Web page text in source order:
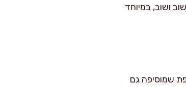
ושוב, במיוחד
שמוסיפה גם